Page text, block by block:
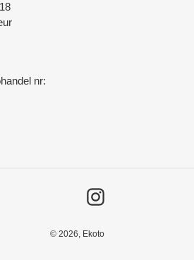
nr:
Instagram
© 2026, Ekoto